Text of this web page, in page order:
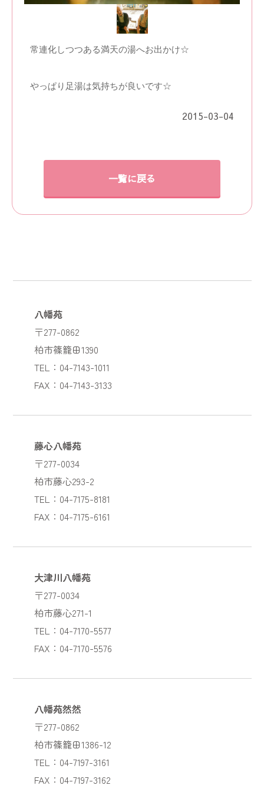
常連化しつつある満天の湯へお出かけ☆
やっぱり足湯は気持ちが良いです☆
2015-03-04
一覧に戻る
八幡苑
〒277-0862
柏市篠籠田1390
TEL：04-7143-1011
FAX：04-7143-3133
藤心八幡苑
〒277-0034
柏市藤心293-2
TEL：04-7175-8181
FAX：04-7175-6161
大津川八幡苑
〒277-0034
柏市藤心271-1
TEL：04-7170-5577
FAX：04-7170-5576
八幡苑然然
〒277-0862
柏市篠籠田1386-12
TEL：04-7197-3161
FAX：04-7197-3162